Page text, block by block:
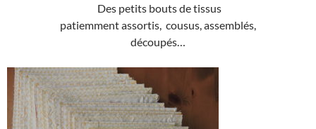
Des petits bouts de tissus
patiemment assortis, cousus, assemblés,
découpés…